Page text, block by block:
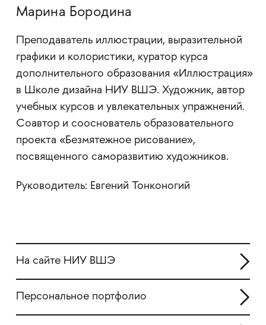
Марина Бородина
Преподаватель иллюстрации, выразительной
графики и колористики, куратор курса
дополнительного образования «Иллюстрация»
в Школе дизайна НИУ ВШЭ. Художник, автор
учебных курсов и увлекательных упражнений.
Соавтор и сооснователь образовательного
проекта «Безмятежное рисование»,
посвященного саморазвитию художников.
Руководитель: Евгений Тонконогий
На сайте НИУ ВШЭ
Персональное портфолио